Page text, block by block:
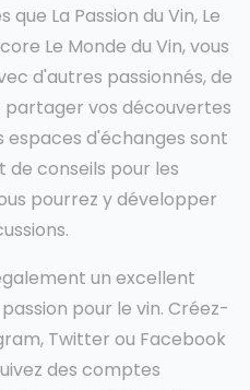
La Passion du Vin, Le
Le Monde du Vin, vous
d'autres passionnés, de
partager vos découvertes
d'échanges sont
conseils pour les
pourrez y développer
un excellent
pour le vin. Créez-
Twitter ou Facebook
des comptes